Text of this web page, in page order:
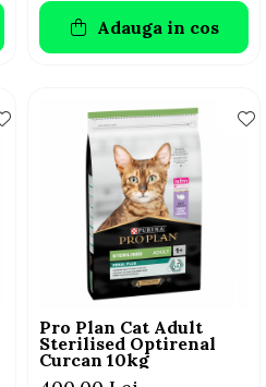
Adauga in cos
Pro Plan Cat Adult
Sterilised Optirenal
Curcan 10kg